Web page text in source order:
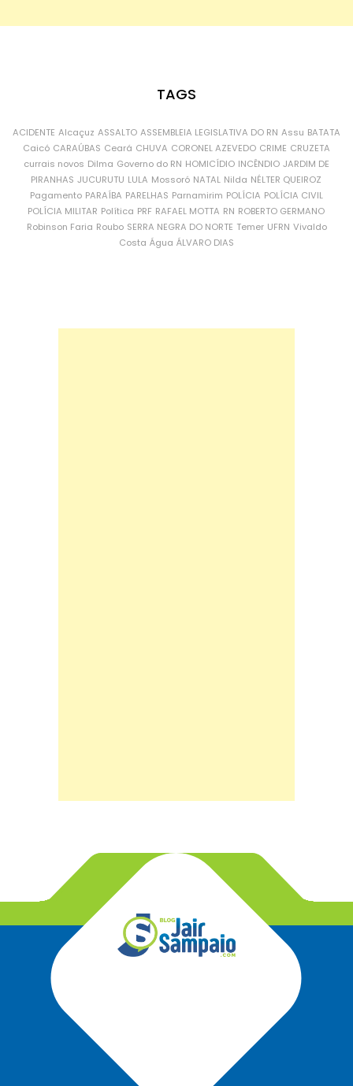
TAGS
ACIDENTE Alcaçuz ASSALTO ASSEMBLEIA LEGISLATIVA DO RN Assu BATATA
Caicó CARAÚBAS Ceará CHUVA CORONEL AZEVEDO CRIME CRUZETA
currais novos Dilma Governo do RN HOMICÍDIO INCÊNDIO JARDIM DE
PIRANHAS JUCURUTU LULA Mossoró NATAL Nilda NÉLTER QUEIROZ
Pagamento PARAÍBA PARELHAS Parnamirim POLÍCIA POLÍCIA CIVIL
POLÍCIA MILITAR Política PRF RAFAEL MOTTA RN ROBERTO GERMANO
Robinson Faria Roubo SERRA NEGRA DO NORTE Temer UFRN Vivaldo
Costa Água ÁLVARO DIAS